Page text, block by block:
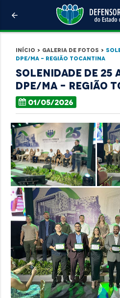
arrow_back
Início > Galeria de Fotos >
DPE/MA - Região Tocantina
Solenidade de 25
DPE/MA - Região
01/05/2026